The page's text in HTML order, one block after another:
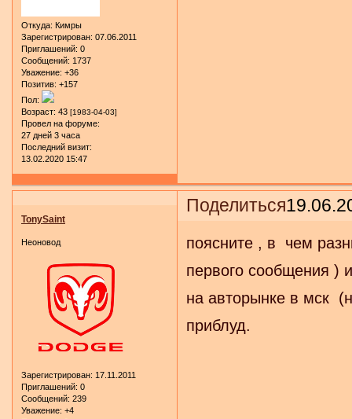
Откуда: Кимры
Зарегистрирован: 07.06.2011
Приглашений: 0
Сообщений: 1737
Уважение: +36
Позитив: +157
Пол:
Возраст: 43 [1983-04-03]
Провел на форуме:
27 дней 3 часа
Последний визит:
13.02.2020 15:47
Поделиться
TonySaint
Неоновод
Зарегистрирован: 17.11.2011
Приглашений: 0
Сообщений: 239
Уважение: +4
поясните , в чем
первого сообщения )
на авторынке в мск
приблуд.